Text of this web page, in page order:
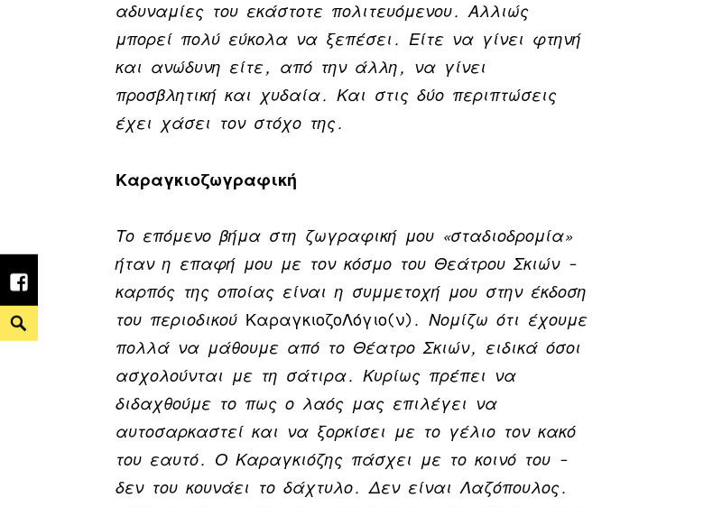
Facebook
Search
αδυναμίες του εκάστοτε πολιτευόμενου. Αλλιώς
μπορεί πολύ εύκολα να ξεπέσει. Είτε να γίνει φτηνή
και ανώδυνη είτε, από την άλλη, να γίνει
προσβλητική και χυδαία. Και στις δύο περιπτώσεις
έχει χάσει τον στόχο της.
Καραγκιοζωγραφική
Το επόμενο βήμα στη ζωγραφική μου «σταδιοδρομία»
ήταν η επαφή μου με τον κόσμο του Θεάτρου Σκιών –
καρπός της οποίας είναι η συμμετοχή μου στην έκδοση
του περιοδικού
ΚαραγκιοζοΛόγιο(ν) . Νομίζω ότι έχουμε
πολλά να μάθουμε από το Θέατρο Σκιών, ειδικά όσοι
ασχολούνται με τη σάτιρα. Κυρίως πρέπει να
διδαχθούμε το πως ο λαός μας επιλέγει να
αυτοσαρκαστεί και να ξορκίσει με το γέλιο τον κακό
του εαυτό. Ο Καραγκιόζης πάσχει με το κοινό του –
δεν του κουνάει το δάχτυλο. Δεν είναι Λαζόπουλος.